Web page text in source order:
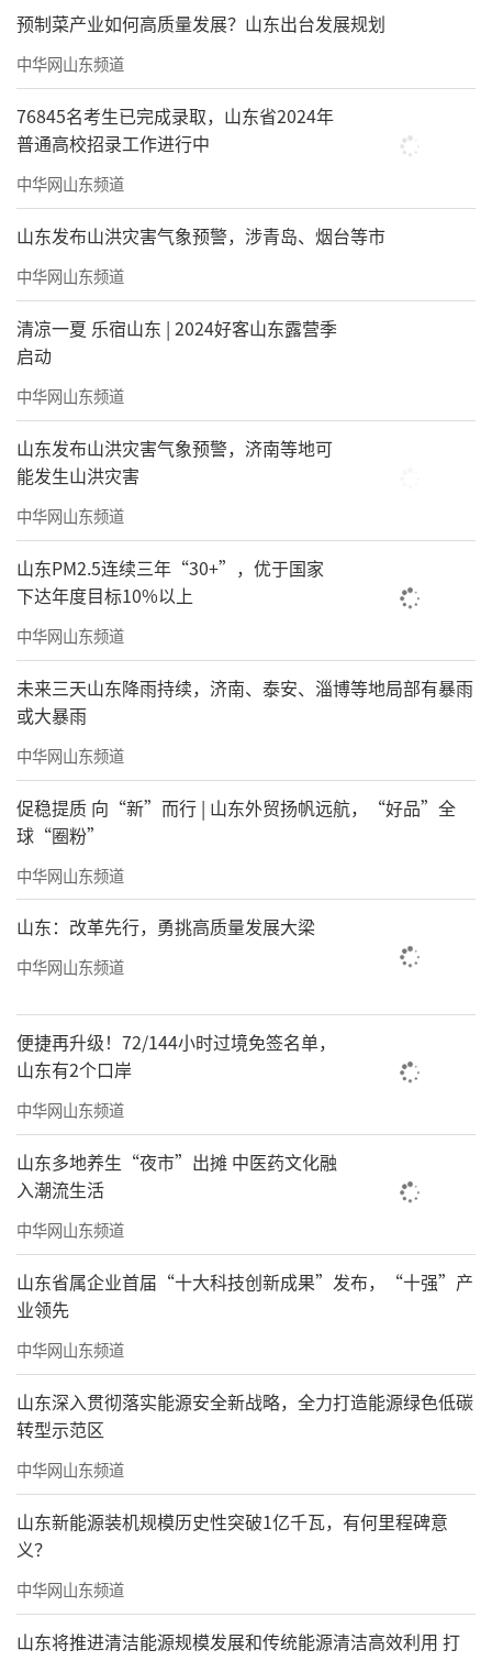
预制菜产业如何高质量发展？山东出台发展规划
中华网山东频道
76845名考生已完成录取，山东省2024年
普通高校招录工作进行中
中华网山东频道
山东发布山洪灾害气象预警，涉青岛、烟台等市
中华网山东频道
清凉一夏 乐宿山东 | 2024好客山东露营季
启动
中华网山东频道
山东发布山洪灾害气象预警，济南等地可
能发生山洪灾害
中华网山东频道
山东PM2.5连续三年“30+”，优于国家
下达年度目标10%以上
中华网山东频道
未来三天山东降雨持续，济南、泰安、淄博等地局部有暴雨
或大暴雨
中华网山东频道
促稳提质 向“新”而行 | 山东外贸扬帆远航，“好品”全
球“圈粉”
中华网山东频道
山东：改革先行，勇挑高质量发展大梁
中华网山东频道
便捷再升级！72/144小时过境免签名单，
山东有2个口岸
中华网山东频道
山东多地养生“夜市”出摊 中医药文化融
入潮流生活
中华网山东频道
山东省属企业首届“十大科技创新成果”发布，“十强”产
业领先
中华网山东频道
山东深入贯彻落实能源安全新战略，全力打造能源绿色低碳
转型示范区
中华网山东频道
山东新能源装机规模历史性突破1亿千瓦，有何里程碑意
义？
中华网山东频道
山东将推进清洁能源规模发展和传统能源清洁高效利用 打